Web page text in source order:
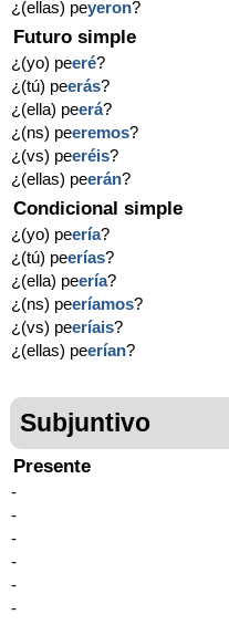
¿(ellas) peyeron?
Futuro simple
¿(yo) peeré?
¿(tú) peerás?
¿(ella) peerá?
¿(ns) peeremos?
¿(vs) peeréis?
¿(ellas) peerán?
Condicional simple
¿(yo) peería?
¿(tú) peerías?
¿(ella) peería?
¿(ns) peeríamos?
¿(vs) peeríais?
¿(ellas) peerían?
Subjuntivo
Presente
-
-
-
-
-
-